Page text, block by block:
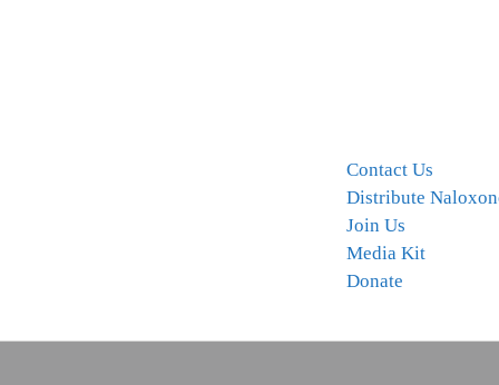
Contact Us
Distribute
Join Us
Media Kit
Donate